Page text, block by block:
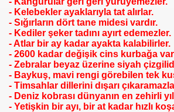
- Kelebekler ayaklarıyla tat alırlar.
- Sığırların dört tane midesi vardır.
- Kediler şeker tadını ayırt edemezler.
- Atlar bir ay kadar ayakta kalabilirler.
- 2600 kadar değişik cins kurbağa
- Zebralar beyaz üzerine siyah
- Baykuş, mavi rengi görebilen tek
- Timsahlar dillerini dışarı
- Deniz kobrası dünyanın en zehirli
- Yetişkin bir ayı, bir at kadar hızlı